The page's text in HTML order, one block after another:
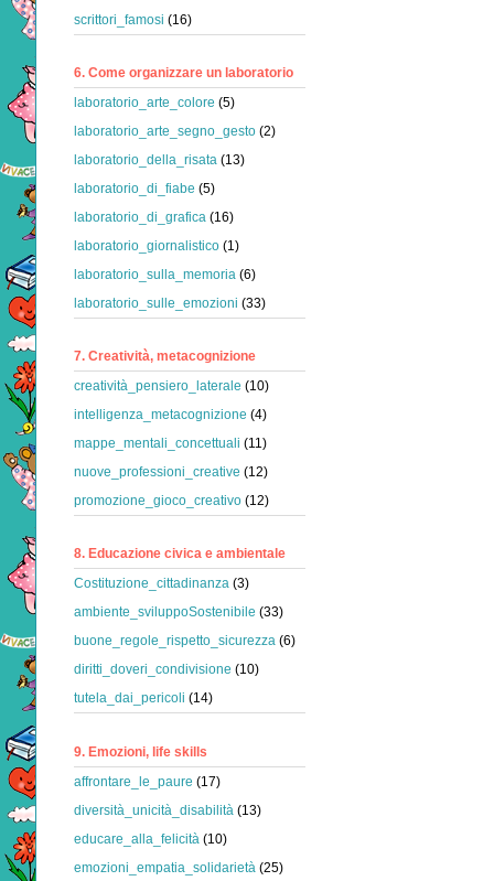
scrittori_famosi (16)
6. Come organizzare un laboratorio
laboratorio_arte_colore (5)
laboratorio_arte_segno_gesto (2)
laboratorio_della_risata (13)
laboratorio_di_fiabe (5)
laboratorio_di_grafica (16)
laboratorio_giornalistico (1)
laboratorio_sulla_memoria (6)
laboratorio_sulle_emozioni (33)
7. Creatività, metacognizione
creatività_pensiero_laterale (10)
intelligenza_metacognizione (4)
mappe_mentali_concettuali (11)
nuove_professioni_creative (12)
promozione_gioco_creativo (12)
8. Educazione civica e ambientale
Costituzione_cittadinanza (3)
ambiente_sviluppoSostenibile (33)
buone_regole_rispetto_sicurezza (6)
diritti_doveri_condivisione (10)
tutela_dai_pericoli (14)
9. Emozioni, life skills
affrontare_le_paure (17)
diversità_unicità_disabilità (13)
educare_alla_felicità (10)
emozioni_empatia_solidarietà (25)